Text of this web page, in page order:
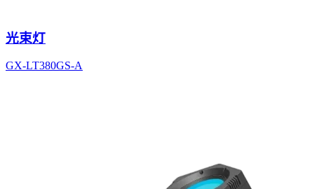
光束灯
GX-LT380GS-A